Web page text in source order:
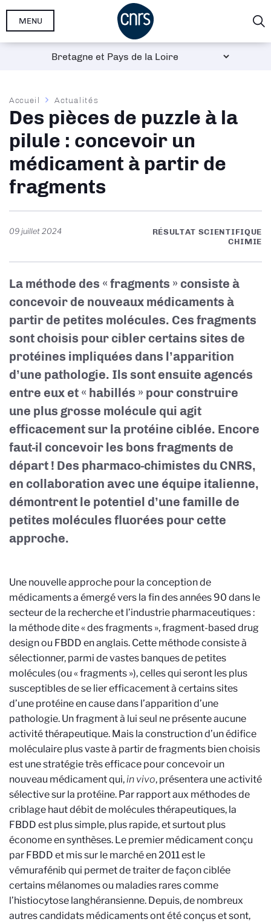
Aller
MENU
Fil
d'Ariane
Accueil Actualités
Des pièces de puzzle à la
pilule : concevoir un
médicament à partir de
fragments
09 juillet 2024
RÉSULTAT SCIENTIFIQUE
CHIMIE
La méthode des « fragments » consiste à
concevoir de nouveaux médicaments à
partir de petites molécules. Ces fragments
sont choisis pour cibler certains sites de
protéines impliquées dans l’apparition
d’une pathologie. Ils sont ensuite agencés
entre eux et « habillés » pour construire
une plus grosse molécule qui agit
efficacement sur la protéine ciblée. Encore
faut-il concevoir les bons fragments de
départ ! Des pharmaco-chimistes du CNRS,
en collaboration avec une équipe italienne,
démontrent le potentiel d’une famille de
petites molécules fluorées pour cette
approche.
Une nouvelle approche pour la conception de
médicaments a émergé vers la fin des années 90 dans le
secteur de la recherche et l’industrie pharmaceutiques :
la méthode dite « des fragments », fragment-based drug
design ou FBDD en anglais. Cette méthode consiste à
sélectionner, parmi de vastes banques de petites
molécules (ou « fragments »), celles qui seront les plus
susceptibles de se lier efficacement à certains sites
d’une protéine en cause dans l’apparition d’une
pathologie. Un fragment à lui seul ne présente aucune
activité thérapeutique. Mais la construction d’un édifice
moléculaire plus vaste à partir de fragments bien choisis
est une stratégie très efficace pour concevoir un
nouveau médicament qui,in vivo, présentera une activité
sélective sur la protéine. Par rapport aux méthodes de
criblage haut débit de molécules thérapeutiques, la
FBDD est plus simple, plus rapide, et surtout plus
économe en synthèses. Le premier médicament conçu
par FBDD et mis sur le marché en 2011 est le
vémurafénib qui permet de traiter de façon ciblée
certains mélanomes ou maladies rares comme
l’histiocytose langhéransienne. Depuis, de nombreux
autres candidats médicaments ont été conçus et sont,